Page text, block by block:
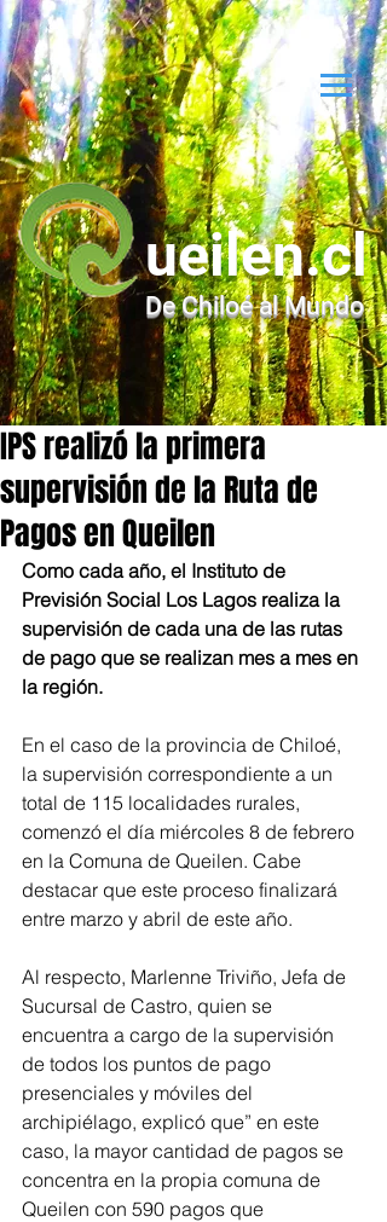
ueilen.cl
De Chiloé al Mundo
IPS realizó la primera
supervisión de la Ruta de
Pagos en Queilen
Como cada año, el Instituto de
Previsión Social Los Lagos realiza la
supervisión de cada una de las rutas
de pago que se realizan mes a mes en
la región.
En el caso de la provincia de Chiloé,
la supervisión correspondiente a un
total de 115 localidades rurales,
comenzó el día miércoles 8 de febrero
en la Comuna de Queilen. Cabe
destacar que este proceso finalizará
entre marzo y abril de este año.
Al respecto, Marlenne Triviño, Jefa de
Sucursal de Castro, quien se
encuentra a cargo de la supervisión
de todos los puntos de pago
presenciales y móviles del
archipiélago, explicó que” en este
caso, la mayor cantidad de pagos se
concentra en la propia comuna de
Queilen con 590 pagos que